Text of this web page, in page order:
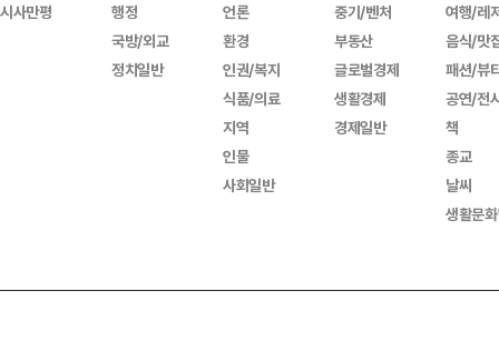
시사만평
행정
국방/외교
정치일반
언론
환경
인권/복지
식품/의료
지역
인물
사회일반
중기/벤처
부동산
글로벌경제
생활경제
경제일반
여행/레
음식/맛
패션/뷰
공연/전
책
종교
날씨
생활문